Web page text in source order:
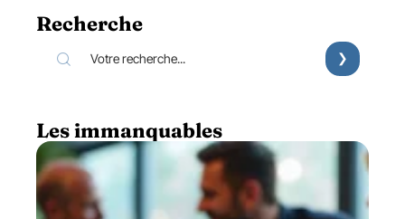
Recherche
Les immanquables